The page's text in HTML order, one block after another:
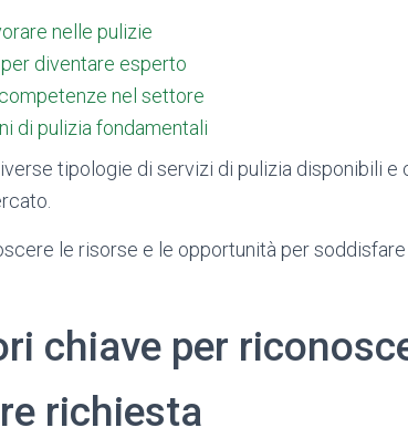
nelle pulizie
diventare esperto
nel settore
di pulizia fondamentali
tipologie di servizi di pulizia disponibili
le risorse e le opportunità per
chiave per
richiesta